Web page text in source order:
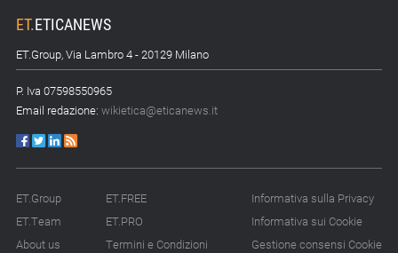
ET.ETICANEWS
ET.Group, Via Lambro 4 - 20129 Milano
P. Iva 07598550965
Email redazione: wikietica@eticanews.it
ET.Group
ET.Team
About us
ET.FREE
ET.PRO
Termini e Condizioni
Informativa sulla Privacy
Informativa sui Cookie
Gestione consensi Cookie